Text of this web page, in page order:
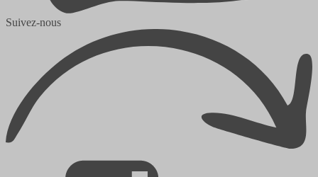
Suivez-nous